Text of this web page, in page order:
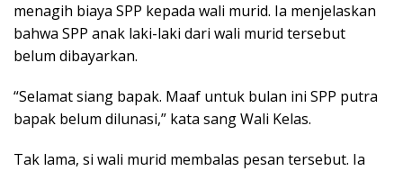
menagih biaya SPP kepada wali murid. Ia menjelaskan
bahwa SPP anak laki-laki dari wali murid tersebut
belum dibayarkan.
“Selamat siang bapak. Maaf untuk bulan ini SPP putra
bapak belum dilunasi,” kata sang Wali Kelas.
Tak lama, si wali murid membalas pesan tersebut. Ia